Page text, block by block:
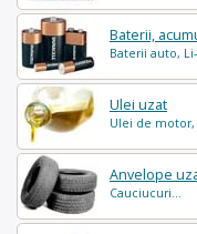
Baterii,
Baterii auto,
Ulei uzat
Ulei de
Anvelope
Cauciucuri...